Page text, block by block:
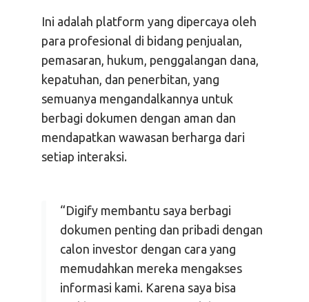
Ini adalah platform yang dipercaya oleh
para profesional di bidang penjualan,
pemasaran, hukum, penggalangan dana,
kepatuhan, dan penerbitan, yang
semuanya mengandalkannya untuk
berbagi dokumen dengan aman dan
mendapatkan wawasan berharga dari
setiap interaksi.
“Digify membantu saya berbagi
dokumen penting dan pribadi dengan
calon investor dengan cara yang
memudahkan mereka mengakses
informasi kami. Karena saya bisa